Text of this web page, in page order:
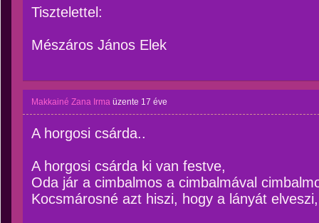
Tisztelettel:
Mészáros János Elek
Makkainé Zana Irma üzente 17 éve
A horgosi csárda..
A horgosi csárda ki van festve,
Oda jár a cimbalmos a cimbalmával
Kocsmárosné azt hiszi, hogy a lányát